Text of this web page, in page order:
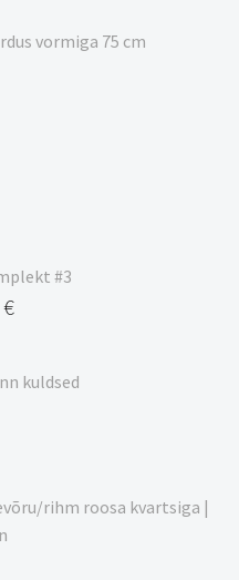
vormiga 75 cm
#3
€
kuldsed
rihm roosa kvartsiga |